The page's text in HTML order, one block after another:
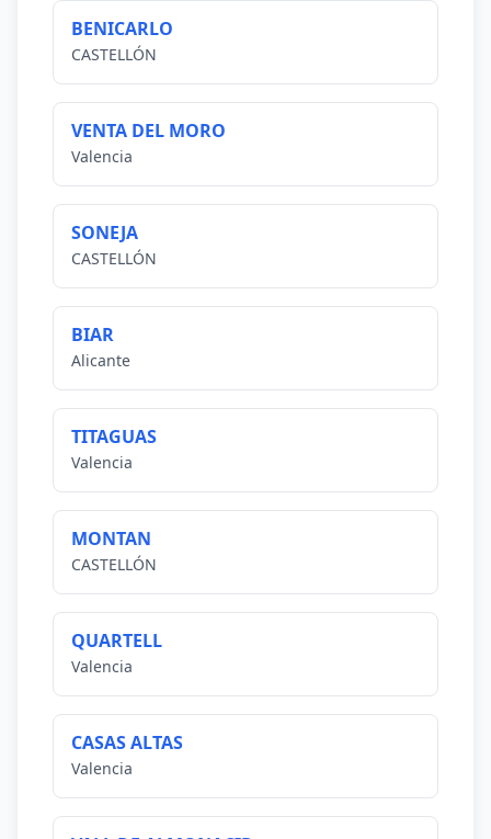
BENICARLO
CASTELLÓN
VENTA DEL MORO
Valencia
SONEJA
CASTELLÓN
BIAR
Alicante
TITAGUAS
Valencia
MONTAN
CASTELLÓN
QUARTELL
Valencia
CASAS ALTAS
Valencia